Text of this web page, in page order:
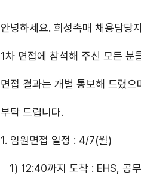
안녕하세요. 희성촉매 채용담당
1차 면접에 참석해 주신 모든 분
면접 결과는 개별 통보해 드렸
부탁 드립니다.
1. 임원면접 일정 : 4/7(월)
1) 12:40까지 도착 : EHS, 공